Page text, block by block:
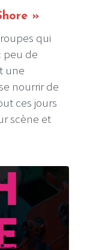
»
qui
peu de
une
nourrir de
ces jours
scène et